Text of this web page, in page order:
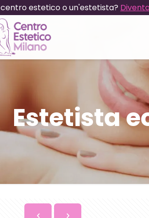
centro estetico o un'estetista?
Estetista